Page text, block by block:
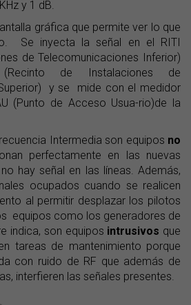
y 1 dB.
gráfica que permite ver lo que
Se inyecta la señal en el RITI
de Telecomunicaciones Inferior)
de Instalaciones de
y se mide con el medidor
(Punto de Acceso Usua-rio)de la
Intermedia son equipos no
perfectamente en las nuevas
hay señal en las líneas. Además,
ocupados cuando se realicen
al permitir desplazar los pilotos
equipos como los generadores de
indica, son equipos intrusivos que
tareas de mantenimiento porque
con ruido de RF que además de
interfieren las señales presentes.